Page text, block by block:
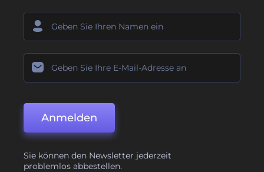
Anmelden
Sie können den Newsletter jederzeit
problemlos abbestellen.